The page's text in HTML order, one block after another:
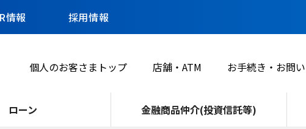
個人のお客さまトップ 店舗・ATM お手続き・お問
ローン 金融商品仲介(投資信託等)
情報 採用情報